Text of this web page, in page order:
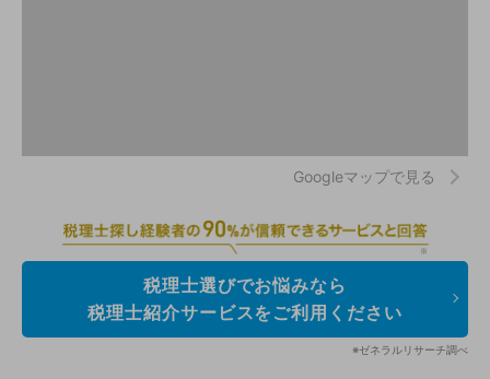
Googleマップで見る
税理士選びでお悩みなら
税理士紹介サービスをご利用ください
※ゼネラルリサーチ調べ